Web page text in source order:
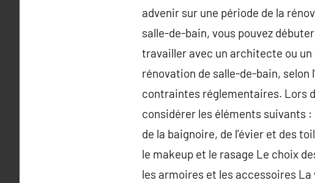
advenir sur une période de la
salle-de-bain, vous pouvez
travailler avec un architecte ou
rénovation de salle-de-bain, selon
contraintes réglementaires. Lors
considérer les éléments suivants
de la baignoire, de l’évier et des
le makeup et le rasage Le choix
les armoires et les accessoires